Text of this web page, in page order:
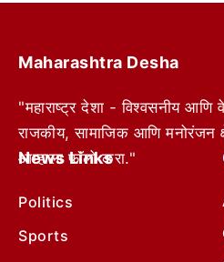
Maharashtra Desha
"महाराष्ट्र देशा - विश्वसनीय आणि
राजकीय, सामाजिक आणि मनोरंजन
आम्हाला फॉलो करा."
News Links
Politics
Sports